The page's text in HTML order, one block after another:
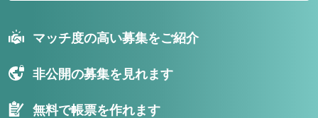
マッチ度の高い募集をご紹介
非公開の募集を見れます
無料で帳票を作れます